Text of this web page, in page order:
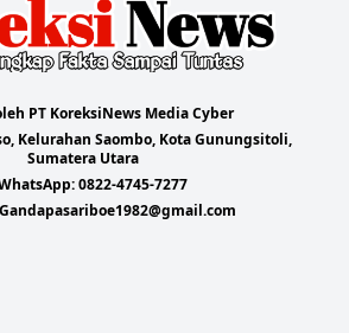
PT KoreksiNews Media Cyber
Kelurahan Saombo, Kota Gunungsitoli,
Sumatera Utara
0822-4745-7277
Gandapasariboe1982@gmail.com